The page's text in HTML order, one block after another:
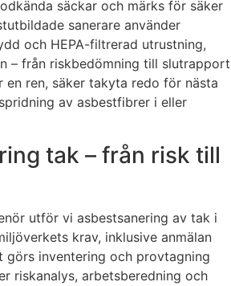
säckar och märks för säker
sanerare använder
och HEPA-filtrerad utrustning,
– från riskbedömning till slutrapport
en ren, säker takyta redo för nästa
av asbestfibrer i eller
tak – från risk till
utför vi asbestsanering av tak i
krav, inklusive anmälan
görs inventering och provtagning
riskanalys, arbetsberedning och